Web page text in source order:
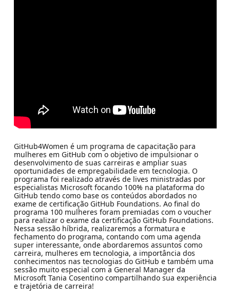
GitHub4Women é um programa de capacitação para
mulheres em GitHub com o objetivo de impulsionar o
desenvolvimento de suas carreiras e ampliar suas
oportunidades de empregabilidade em tecnologia. O
programa foi realizado através de lives ministradas por
especialistas Microsoft focando 100% na plataforma do
GitHub tendo como base os conteúdos abordados no
exame de certificação GitHub Foundations. Ao final do
programa 100 mulheres foram premiadas com o voucher
para realizar o exame da certificação GitHub Foundations.
Nessa sessão híbrida, realizaremos a formatura e
fechamento do programa, contando com uma agenda
super interessante, onde abordaremos assuntos como
carreira, mulheres em tecnologia, a importância dos
conhecimentos nas tecnologias do GitHub e também uma
sessão muito especial com a General Manager da
Microsoft Tania Cosentino compartilhando sua experiência
e trajetória de carreira!